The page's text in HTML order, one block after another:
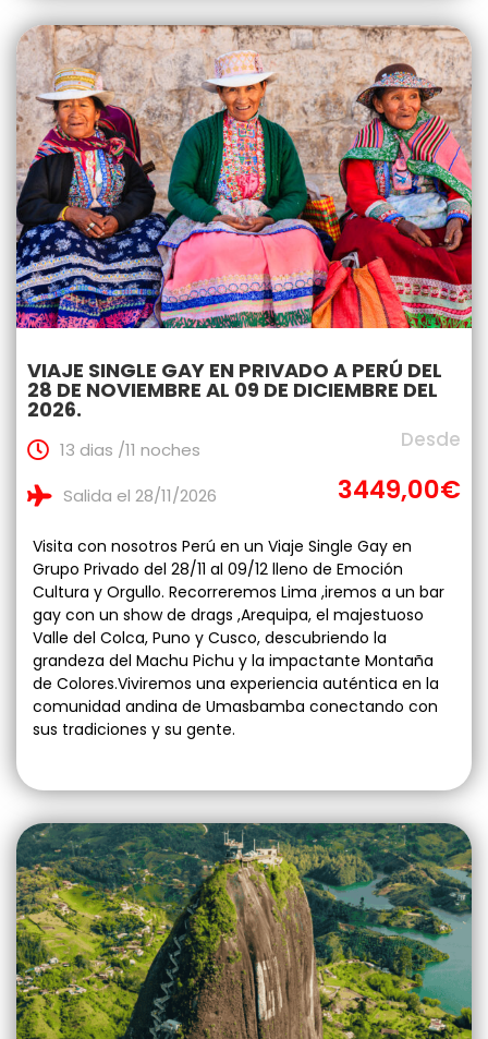
VIAJE SINGLE GAY EN PRIVADO A PERÚ DEL
28 DE NOVIEMBRE AL 09 DE DICIEMBRE DEL
2026.
13 dias /11 noches
Salida el 28/11/2026
Desde
3449,00€
Visita con nosotros Perú en un Viaje Single Gay en
Grupo Privado del 28/11 al 09/12 lleno de Emoción
Cultura y Orgullo. Recorreremos Lima ,iremos a un bar
gay con un show de drags ,Arequipa, el majestuoso
Valle del Colca, Puno y Cusco, descubriendo la
grandeza del Machu Pichu y la impactante Montaña
de Colores.Viviremos una experiencia auténtica en la
comunidad andina de Umasbamba conectando con
sus tradiciones y su gente.